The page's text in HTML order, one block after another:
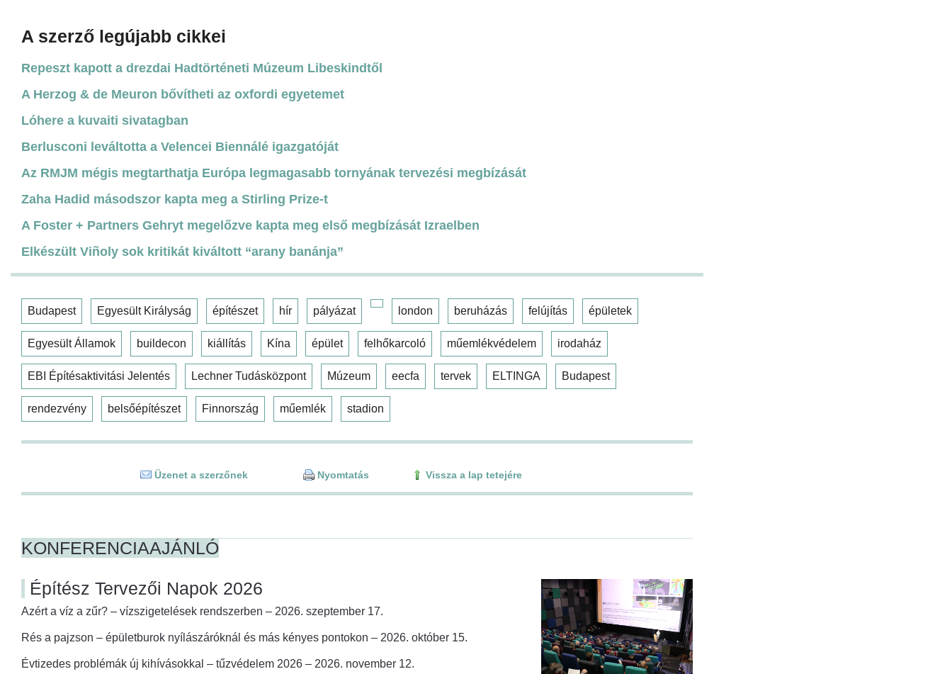
A szerző legújabb cikkei
Repeszt kapott a drezdai Hadtörténeti Múzeum Libeskindtől
A Herzog & de Meuron bővítheti az oxfordi egyetemet
Lóhere a kuvaiti sivatagban
Berlusconi leváltotta a Velencei Biennálé igazgatóját
Az RMJM mégis megtarthatja Európa legmagasabb tornyának tervezési megbízását
Zaha Hadid másodszor kapta meg a Stirling Prize-t
A Foster + Partners Gehryt megelőzve kapta meg első megbízását Izraelben
Elkészült Viñoly sok kritikát kiváltott “arany banánja”
Budapest Egyesült Királyság építészet hír pályázat london beruházás felújítás épületek
Egyesült Államok buildecon kiállítás Kína épület felhőkarcoló műemlékvédelem irodaház
EBI Építésaktivitási Jelentés Lechner Tudásközpont Múzeum eecfa tervek ELTINGA Budapest
rendezvény belsőépítészet Finnország műemlék stadion
Üzenet a szerzőnek Nyomtatás Vissza a lap tetejére
KONFERENCIAAJÁNLÓ
Építész Tervezői Napok 2026
Azért a víz a zűr? – vízszigetelések rendszerben – 2026. szeptember 17.
Rés a pajzson – épületburok nyílászáróknál és más kényes pontokon – 2026. október 15.
Évtizedes problémák új kihívásokkal – tűzvédelem 2026 – 2026. november 12.